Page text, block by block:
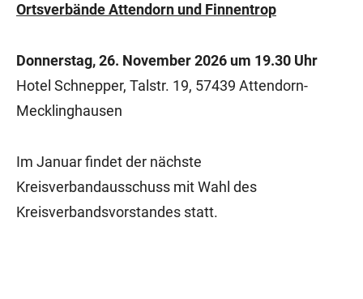
Ortsverbände Attendorn und Finnentrop
Donnerstag, 26. November 2026 um 19.30 Uhr
Hotel Schnepper, Talstr. 19, 57439 Attendorn-
Mecklinghausen
Im Januar findet der nächste
Kreisverbandausschuss mit Wahl des
Kreisverbandsvorstandes statt.